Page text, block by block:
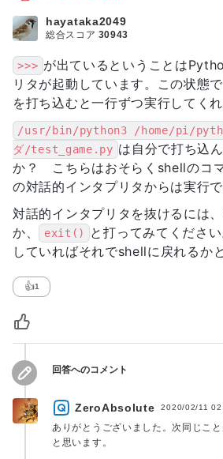
>>> が出ているということは
リタが起動しています。この状態
を打ち込むと一行ずつ実行してくれ
/usr/bin/python3 /home/pi/
ダ/test_game.py は自分で打ち込
か？ こちらはおそらくshellのコ
の対話的インタプリタからは実行で
対話的インタプリタを抜けるには
か、
exit()
と打ってみてくださ
していればそれでshellに戻れるかと
hayataka2049
総合スコア 30943
👍1
回答へのコメント
ZeroAbsolute 2020/02/11
ありがとうございました。次同じこ
と思います。